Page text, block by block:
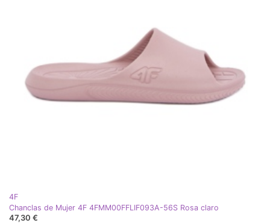
4F
Chanclas de Mujer 4F 4FMM00FFLIF093A-56S Rosa claro
47,30 €